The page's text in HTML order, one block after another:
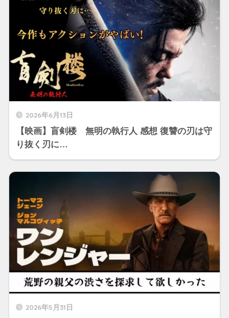
2026年6月13日
【映画】盲剣楼 無明の執行人 感想 復讐の刃は守
り抜く刃に…
2026年5月31日